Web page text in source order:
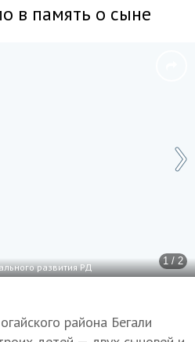
в память о сыне
1 / 2
развития РД
района Бегали